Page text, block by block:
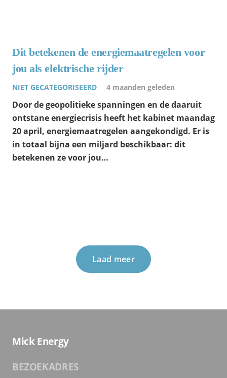
Dit betekenen de energiemaatregelen voor
jou als elektrische rijder
NIET GECATEGORISEERD 4 maanden geleden
Door de geopolitieke spanningen en de daaruit
ontstane energiecrisis heeft het kabinet maandag
20 april, energiemaatregelen aangekondigd. Er is
in totaal bijna een miljard beschikbaar: dit
betekenen ze voor jou…
Laad meer
Mick Energy
BEZOEKADRES